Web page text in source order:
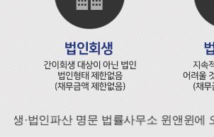
·법인파산 명문 법률사무소 윈앤윈에 오